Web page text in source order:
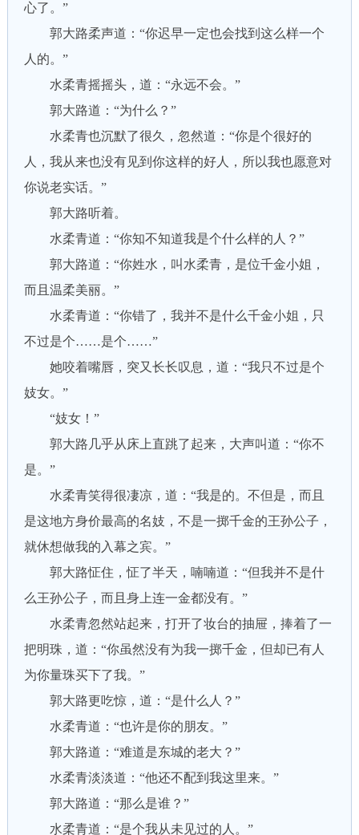
心了。”
郭大路柔声道：“你迟早一定也会找到这么样一个
人的。”
水柔青摇摇头，道：“永远不会。”
郭大路道：“为什么？”
水柔青也沉默了很久，忽然道：“你是个很好的
人，我从来也没有见到你这样的好人，所以我也愿意对
你说老实话。”
郭大路听着。
水柔青道：“你知不知道我是个什么样的人？”
郭大路道：“你姓水，叫水柔青，是位千金小姐，
而且温柔美丽。”
水柔青道：“你错了，我并不是什么千金小姐，只
不过是个……是个……”
她咬着嘴唇，突又长长叹息，道：“我只不过是个
妓女。”
“妓女！”
郭大路几乎从床上直跳了起来，大声叫道：“你不
是。”
水柔青笑得很凄凉，道：“我是的。不但是，而且
是这地方身价最高的名妓，不是一掷千金的王孙公子，
就休想做我的入幕之宾。”
郭大路怔住，怔了半天，喃喃道：“但我并不是什
么王孙公子，而且身上连一金都没有。”
水柔青忽然站起来，打开了妆台的抽屉，捧着了一
把明珠，道：“你虽然没有为我一掷千金，但却已有人
为你量珠买下了我。”
郭大路更吃惊，道：“是什么人？”
水柔青道：“也许是你的朋友。”
郭大路道：“难道是东城的老大？”
水柔青淡淡道：“他还不配到我这里来。”
郭大路道：“那么是谁？”
水柔青道：“是个我从未见过的人。”